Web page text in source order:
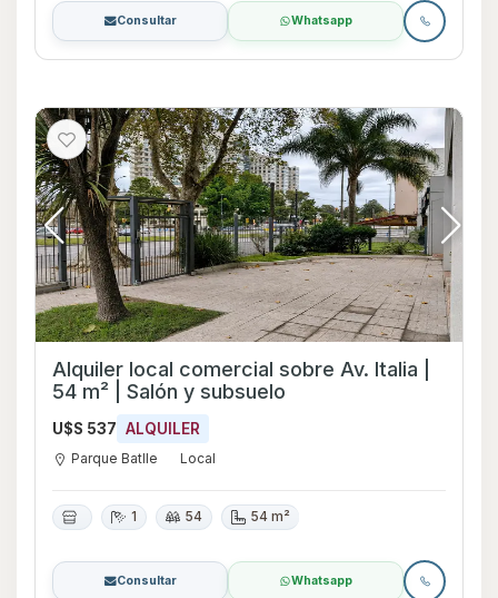
Consultar Whatsapp
Alquiler local comercial sobre Av. Italia |
54 m² | Salón y subsuelo
U$S 537 ALQUILER
Parque Batlle Local
1 54 54 m²
Consultar Whatsapp